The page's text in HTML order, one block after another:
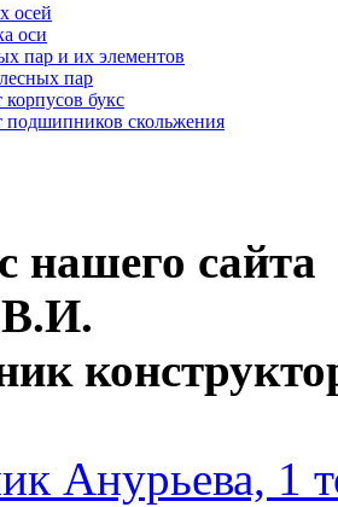
осей
оси
пар и их элементов
пар
букс
подшипников скольжения
нашего сайта
Анурьева, 1